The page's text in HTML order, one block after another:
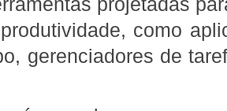
como
gerenciadores de